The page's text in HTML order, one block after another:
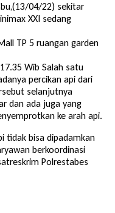
04/22) sekitar
XXI sedang
TP 5 ruangan garden
Wib Salah satu
percikan api dari
selanjutnya
dan ada juga yang
ke arah api.
tidak bisa dipadamkan
berkoordinasi
Polrestabes